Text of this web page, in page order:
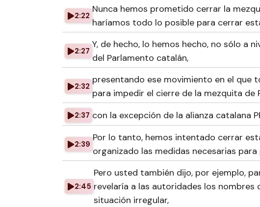
2:22
Nunca hemos prometido cerrar la
haríamos todo lo posible para cerrar
2:27
Y, de hecho, lo hemos hecho, no sólo a
del Parlamento catalán,
2:32
presentando ese movimiento en el que
para impedir el cierre de la mezquita de
2:37 con la excepción de la alianza catalana
2:39
Por lo tanto, hemos intentado cerrar
organizado las medidas necesarias
2:45
Pero usted también dijo, por ejemplo,
revelaría a las autoridades los
situación irregular,